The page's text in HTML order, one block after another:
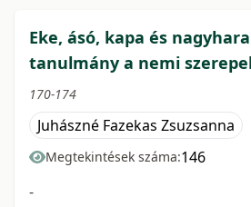
Eke, ásó, kapa és
tanulmány a nemi
170-174
Juhászné Fazekas Zsuzsanna
Megtekintések száma:146
-